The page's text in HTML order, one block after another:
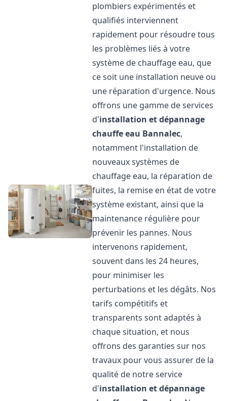
plombiers expérimentés et
qualifiés interviennent
rapidement pour résoudre tous
les problèmes liés à votre
système de chauffage eau, que
ce soit une installation neuve ou
une réparation d'urgence. Nous
offrons une gamme de services
d'installation et dépannage
chauffe eau Bannalec,
notamment l'installation de
nouveaux systèmes de
chauffage eau, la réparation de
fuites, la remise en état de votre
système existant, ainsi que la
maintenance régulière pour
prévenir les pannes. Nous
intervenons rapidement,
souvent dans les 24 heures,
pour minimiser les
perturbations et les dégâts. Nos
tarifs compétitifs et
transparents sont adaptés à
chaque situation, et nous
offrons des garanties sur nos
travaux pour vous assurer de la
qualité de notre service
d'installation et dépannage